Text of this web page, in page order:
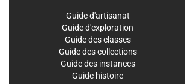
Guide d'artisanat
Guide d'exploration
Guide des classes
Guide des collections
Guide des instances
Guide histoire